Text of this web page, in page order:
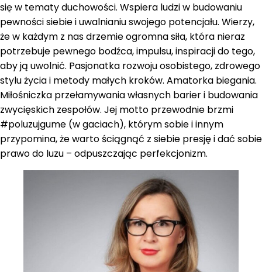
się w tematy duchowości. Wspiera ludzi w budowaniu
pewności siebie i uwalnianiu swojego potencjału. Wierzy,
że w każdym z nas drzemie ogromna siła, która nieraz
potrzebuje pewnego bodźca, impulsu, inspiracji do tego,
aby ją uwolnić. Pasjonatka rozwoju osobistego, zdrowego
stylu życia i metody małych kroków. Amatorka biegania.
Miłośniczka przełamywania własnych barier i budowania
zwycięskich zespołów. Jej motto przewodnie brzmi
#poluzujgume (w gaciach), którym sobie i innym
przypomina, że warto ściągnąć z siebie presję i dać sobie
prawo do luzu – odpuszczając perfekcjonizm.